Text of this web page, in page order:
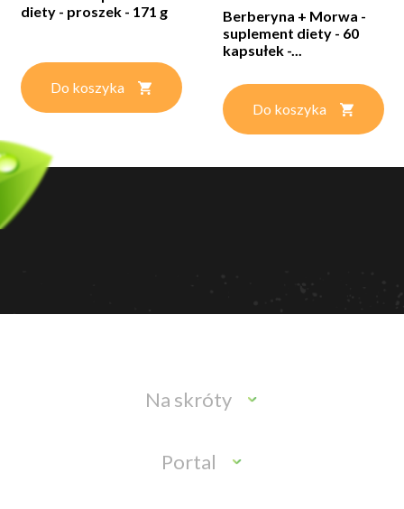
diety - proszek - 171 g
Do koszyka
Berberyna + Morwa -
suplement diety - 60
kapsułek -...
Do koszyka
Na skróty
Portal